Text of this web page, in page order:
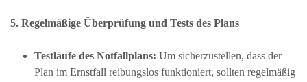
5. Regelmäßige Überprüfung und Tests des Plans
Testläufe des Notfallplans: Um sicherzustellen, dass der
Plan im Ernstfall reibungslos funktioniert, sollten regelmäßig